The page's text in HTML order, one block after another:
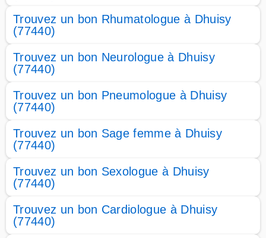
Trouvez un bon Rhumatologue à Dhuisy
(77440)
Trouvez un bon Neurologue à Dhuisy
(77440)
Trouvez un bon Pneumologue à Dhuisy
(77440)
Trouvez un bon Sage femme à Dhuisy
(77440)
Trouvez un bon Sexologue à Dhuisy
(77440)
Trouvez un bon Cardiologue à Dhuisy
(77440)